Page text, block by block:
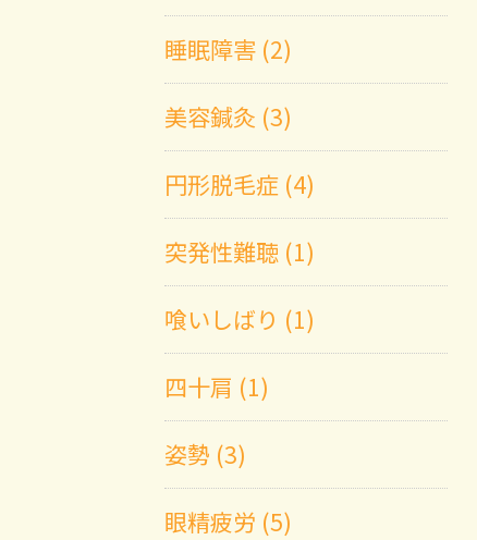
睡眠障害 (2)
美容鍼灸 (3)
円形脱毛症 (4)
突発性難聴 (1)
喰いしばり (1)
四十肩 (1)
姿勢 (3)
眼精疲労 (5)